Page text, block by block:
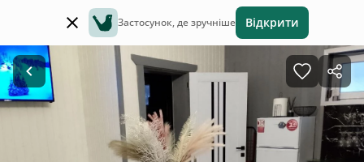
Застосунок, де зручніше Відкрити